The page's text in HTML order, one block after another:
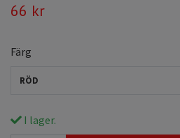
66 kr
Färg
RÖD
I lager.